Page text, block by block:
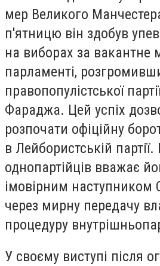
мер Великого
п'ятницю він здобув
на виборах за вакантне
парламенті,
правопопулістської
Фараджа. Цей успіх
розпочати офіційну
в Лейбористській
однопартійців вважає
імовірним наступником
через мирну передачу
процедуру
У своєму виступі після